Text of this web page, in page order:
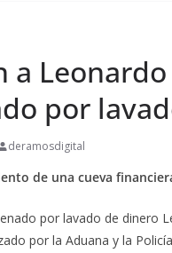
a
por
deramosdigital
de una cueva
por lavado de dinero
por la Aduana y la